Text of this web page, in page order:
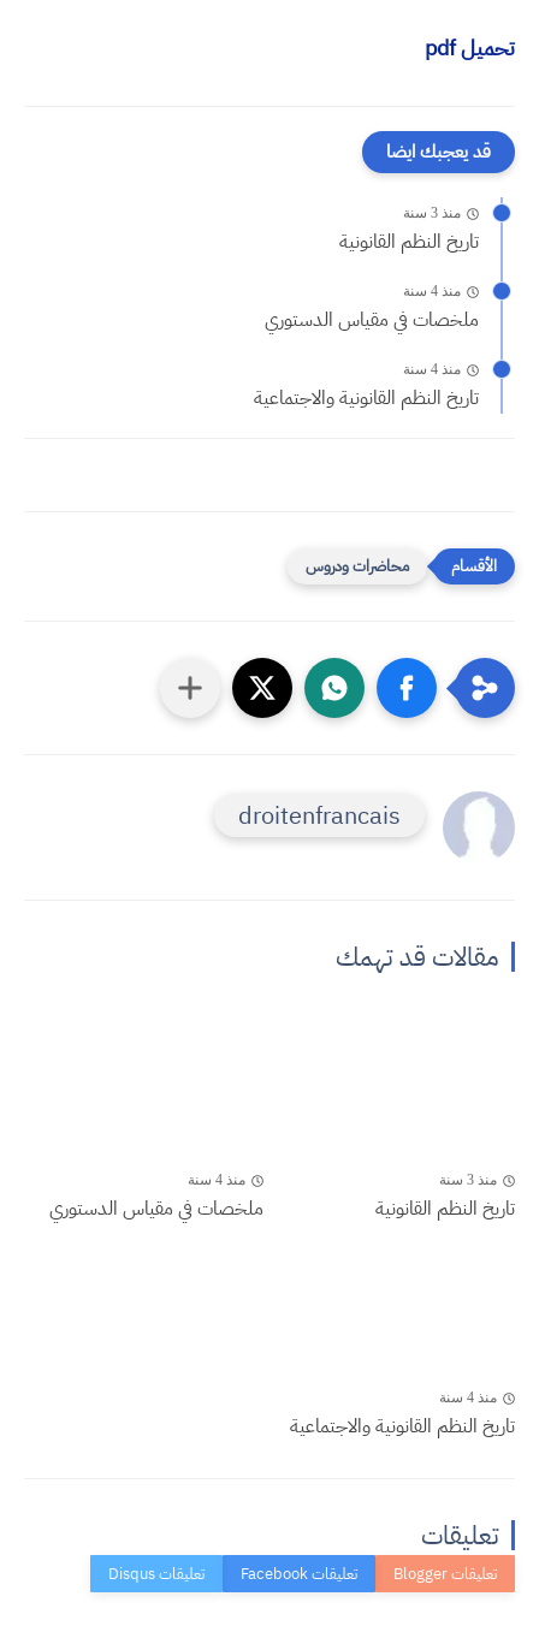
تحميل pdf
قد يعجبك ايضا
منذ 3 سنة
تاريخ النظم القانونية
منذ 4 سنة
ملخصات في مقياس الدستوري
منذ 4 سنة
تاريخ النظم القانونية والاجتماعية
محاضرات ودروس
droitenfrancais
مقالات قد تهمك
منذ 3 سنة
تاريخ النظم القانونية
منذ 4 سنة
ملخصات في مقياس الدستوري
منذ 4 سنة
تاريخ النظم القانونية والاجتماعية
تعليقات